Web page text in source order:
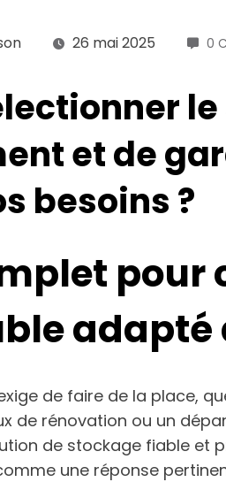
26 mai 2025 0
et de
besoins ?
pour
adapté
de faire de la place,
de rénovation ou un
de stockage fiable et
une réponse